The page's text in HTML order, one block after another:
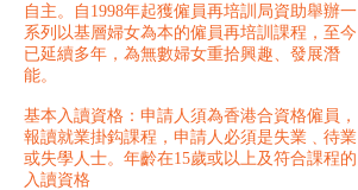
自主。自1998年起獲僱員再培訓局資助舉辦一
系列以基層婦女為本的僱員再培訓課程，至今
已延續多年，為無數婦女重拾興趣、發展潛
能。
基本入讀資格：申請人須為香港合資格僱員，
報讀就業掛鈎課程，申請人必須是失業﹑待業
或失學人士。年齡在15歲或以上及符合課程的
入讀資格